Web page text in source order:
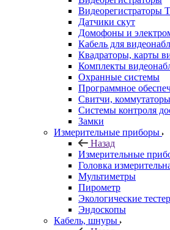
Видеорегистраторы
Датчики скут
Домофоны и
Кабель для
Квадраторы, карты
Комплекты
Охранные системы
Программное
Свитчи, коммутаторы
Системы контроля
Замки
Измерительные приборы
Назад
Измерительные
Головка
Мультиметры
Пирометр
Экологические
Эндоскопы
Кабель, шнуры